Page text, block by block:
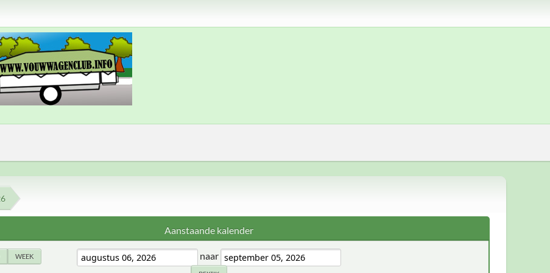
Aanstaande kalender
WEEK naar